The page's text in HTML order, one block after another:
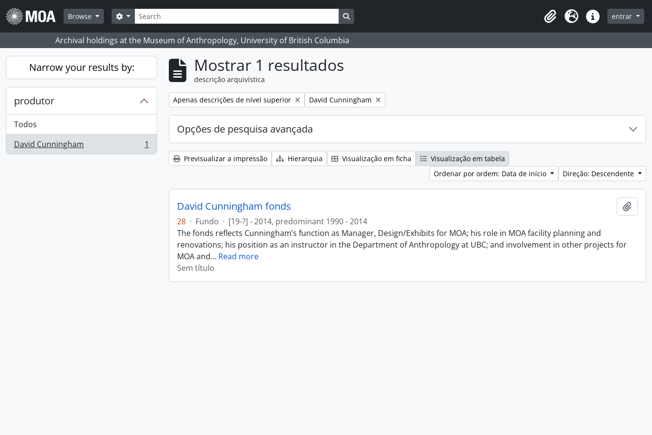
Skip to main content
Browse
Pesquisar
Search options Search in browse page
Clipboard
Idioma Ligações rápidas
entrar
Archival holdings at the Museum of Anthropology, University of British Columbia
Narrow your results by:
produtor
Todos
David Cunningham
, 1 resultados 1
Mostrar 1 resultados
descrição arquivística
Remove filter:
Apenas descrições de nível superior Remove filter:
David Cunningham
Opções de pesquisa avançada
Previsualizar a impressão Hierarquia Visualização em ficha
Visualização em tabela
Ordenar por ordem: Data de início
Direção: Descendente
David Cunningham fonds
28 · Fundo · [19-?] - 2014, predominant 1990 - 2014
The fonds reflects Cunningham’s function as Manager, Design/Exhibits for MOA; his role in MOA facility planning and
renovations; his position as an instructor in the Department of Anthropology at UBC; and involvement in other projects for
MOA and… Read more
Sem título